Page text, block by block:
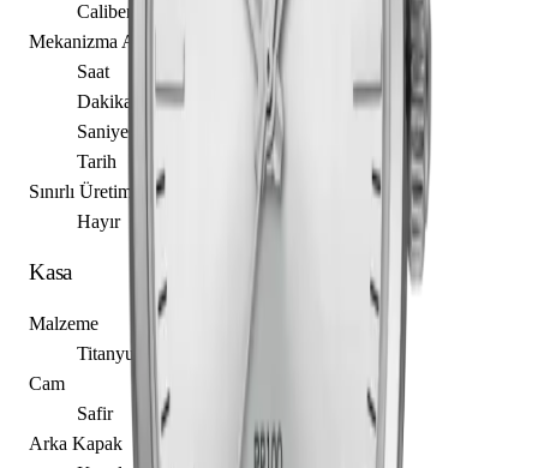
Caliber F06.111
Mekanizma Açıklaması
Saat
Dakika
Saniye
Tarih
Sınırlı Üretim
Hayır
Kasa
Malzeme
Titanyum
Cam
Safir
Arka Kapak